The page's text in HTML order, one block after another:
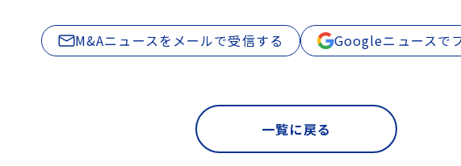
M&Aニュースをメールで受信する Googleニュースで
一覧に戻る